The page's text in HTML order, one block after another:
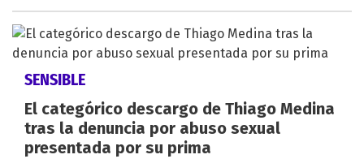
SENSIBLE
El categórico descargo de Thiago Medina
tras la denuncia por abuso sexual
presentada por su prima